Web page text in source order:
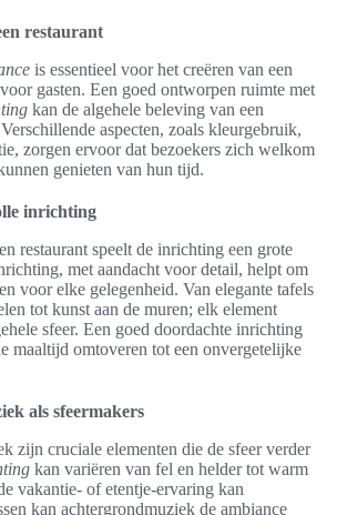
restaurant
is essentieel voor het creëren van een
gasten. Een goed ontworpen ruimte met
kan de algehele beleving van een
aspecten, zoals kleurgebruik,
zorgen ervoor dat bezoekers zich welkom
genieten van hun tijd.
inrichting
restaurant speelt de inrichting een grote
met aandacht voor detail, helpt om
voor elke gelegenheid. Van elegante tafels
tot kunst aan de muren; elk element
sfeer. Een goed doordachte inrichting
maaltijd omtoveren tot een onvergetelijke
als sfeermakers
zijn cruciale elementen die de sfeer verder
kan variëren van fel en helder tot warm
vakantie- of etentje-ervaring kan
kan achtergrondmuziek de ambiance